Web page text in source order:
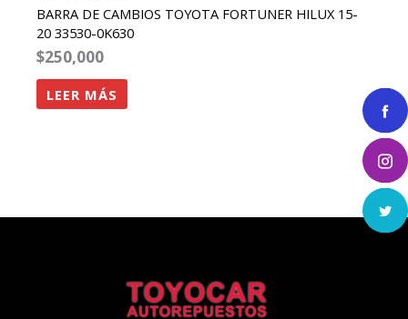
BARRA DE CAMBIOS TOYOTA FORTUNER HILUX 15-
20 33530-0K630
$250,000
LEER MÁS